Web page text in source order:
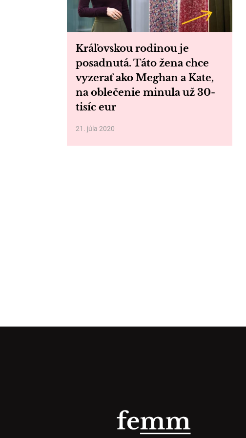
Kráľovskou rodinou je
posadnutá. Táto žena chce
vyzerať ako Meghan a Kate,
na oblečenie minula už 30-
tisíc eur
21. júla 2020